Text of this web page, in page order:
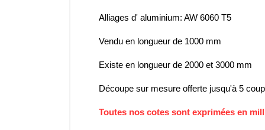
Alliages d' aluminium: AW 6060 T5
Vendu en longueur de 1000 mm
Existe en longueur de 2000 et 3000 mm
Découpe sur mesure offerte jusqu'à 5
Toutes nos cotes sont exprimées en